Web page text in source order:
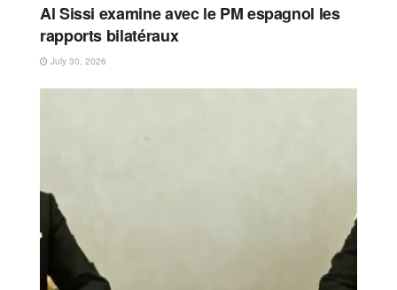
Al Sissi examine avec le PM espagnol les
rapports bilatéraux
July 30, 2026